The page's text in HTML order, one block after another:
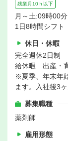
残業月10ｈ以下
月～土:09時00
1日8時間シフト
休日・休暇
完全週休2日
給休暇 出産・
※夏季、年末年
ます。入社後3
募集職種
薬剤師
雇用形態